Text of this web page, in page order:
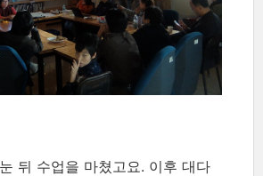
뒤 수업을 마쳤고요. 이후 대다